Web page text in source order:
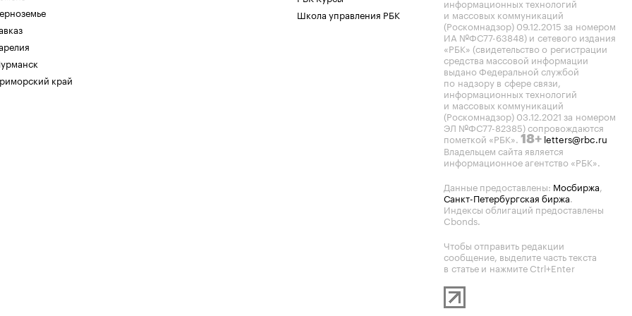
край
Школа управления РБК
информационных технологий
и массовых коммуникаций
(Роскомнадзор) 09.12.2015 за номером
ИА №ФС77-63848) и сетевого издания
«РБК» (свидетельство о регистрации
средства массовой информации
выдано Федеральной службой
по надзору в сфере связи,
информационных технологий
и массовых коммуникаций
(Роскомнадзор) 03.12.2021 за номером
ЭЛ №ФС77-82385) сопровождаются
пометкой «РБК». 18+ letters@rbc.ru
Владельцем сайта является
информационное агентство «РБК».
Данные предоставлены: Мосбиржа,
Санкт-Петербургская биржа.
Индексы облигаций предоставлены
Cbonds.
Чтобы отправить редакции
сообщение, выделите часть текста
в статье и нажмите Ctrl+Enter